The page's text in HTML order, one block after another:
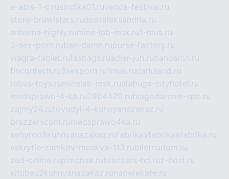
e-abis-1-c.rusindika01.ruvenda-festival.ru
store-brawlstars.rudooraleksandria.ru
antenna-highly.ru mine-lab-msk.ru1-mus.ru
3-sex-porn.ruban-damn.rupurse-factory.ru
viagra-tablet.rufasbags.ruadler-jun.rubandamn.ru
fincontech.ru3sexporn.ru1mus.rudarksand.ru
rebus-toys.ru minelab-msk.rualabuga-cityhotel.ru
medsprawo-4-ka.ru2864420.rublagodarenie-spb.ru
zajmy24.rutovudyi-4-kuhnyanazakaz.ru
brazzerscom.ru medsprawo4ka.ru
xehyroo5kuhnyanazakaz.rufabrikayfabrikaefabrika.ru
vskrytie-zamkov-moskva-113.rubiletnadom.ru
zed-online.rupimchax.rubrazzers-hd.ruz-host.ru
kitubeu2kuhnyanazakaz.ru naperekate.ru